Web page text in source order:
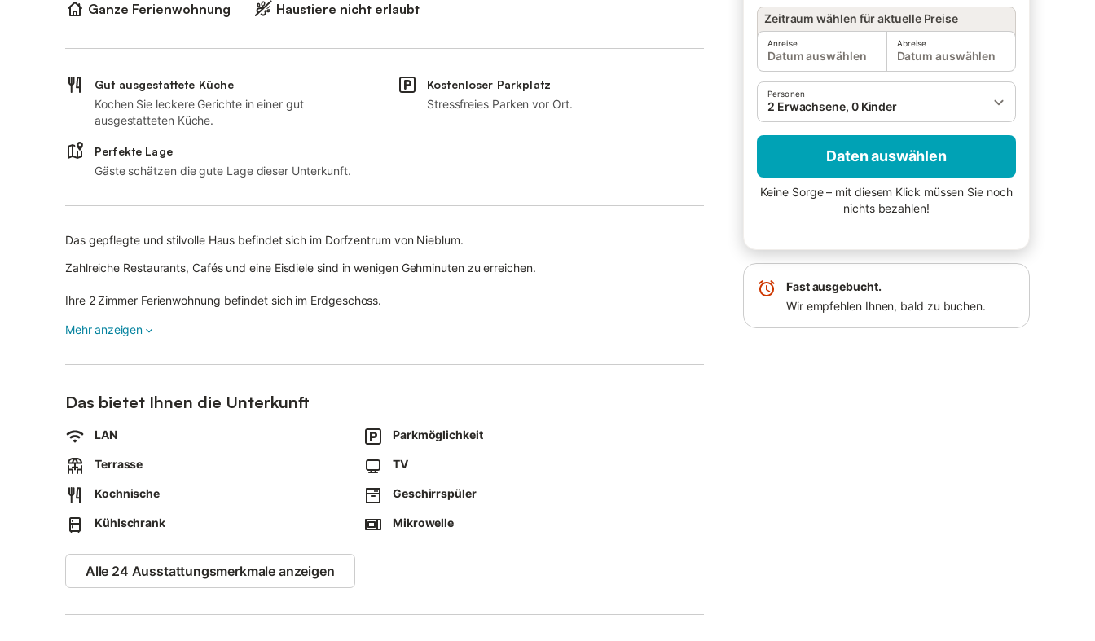
Ganze Ferienwohnung
Haustiere nicht erlaubt
Zeitraum wählen für aktuelle Preise
Anreise
Datum auswählen
Abreise
Datum auswählen
Personen
2 Erwachsene, 0 Kinder
Daten auswählen
Keine Sorge – mit diesem Klick müssen Sie noch
nichts bezahlen!
Fast ausgebucht.
Wir empfehlen Ihnen, bald zu buchen.
Gut ausgestattete Küche
Kochen Sie leckere Gerichte in einer gut
ausgestatteten Küche.
Kostenloser Parkplatz
Stressfreies Parken vor Ort.
Perfekte Lage
Gäste schätzen die gute Lage dieser Unterkunft.
Das gepflegte und stilvolle Haus befindet sich im Dorfzentrum von Nieblum.
Zahlreiche Restaurants, Cafés und eine Eisdiele sind in wenigen Gehminuten zu erreichen.
Ihre 2 Zimmer Ferienwohnung befindet sich im Erdgeschoss.
Das helle und freundliche Wohnzimmer hat Zugang zu Ihrer eigenen üderdachten Süd-West Sonnenterrasse.
Die Küche ist voll ausgestattet und die Essgruppe ist in nordischen Farben gehalten.
Von dort geht es durch die Verbindungstür zur überdachten Terrasse mit Strandkorb. Ein modernes Badezimmer ist
selbstverständlich ebenfalls in der Wohnung zu finden.
Bitte geben Sie uns diesbzgl. schnellstmöglich eine kurze Info.
Mehr anzeigen
Das bietet Ihnen die Unterkunft
LAN Parkmöglichkeit
Terrasse TV
Kochnische Geschirrspüler
Kühlschrank Mikrowelle
Alle 24 Ausstattungsmerkmale anzeigen